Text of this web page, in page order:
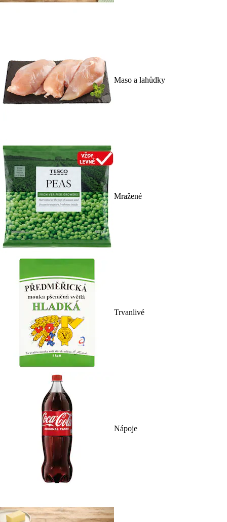
Maso a lahůdky
Mražené
Trvanlivé
Nápoje